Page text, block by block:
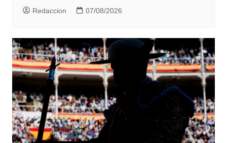
Redaccion 07/08/2026